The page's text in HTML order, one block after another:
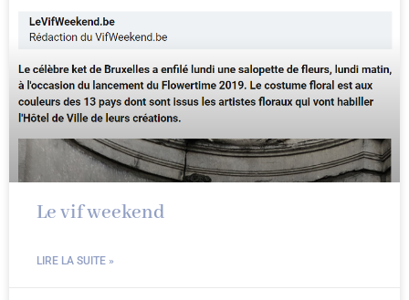
Le vif weekend
LIRE LA SUITE »